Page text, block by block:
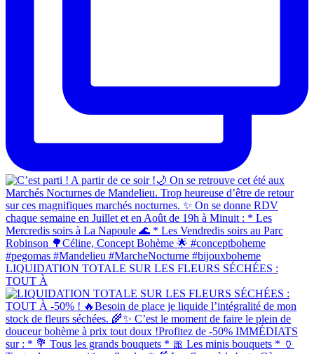
LIQUIDATION TOTALE SUR LES FLEURS SÉCHÉES :
TOUT À